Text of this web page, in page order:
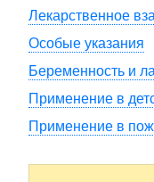
Лекарственное
Особые указания
Беременность и
Применение в
Применение в